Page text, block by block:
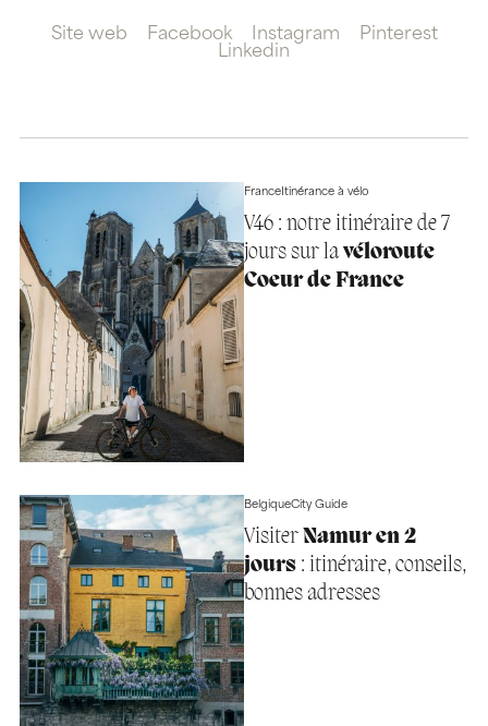
Site web Facebook Instagram
Pinterest
Linkedin
FranceItinérance à vélo
V46 : notre itinéraire de 7
jours sur lavéloroute
Coeur de France
BelgiqueCity Guide
Visiter Namur en 2
jours: itinéraire, conseils,
bonnes adresses